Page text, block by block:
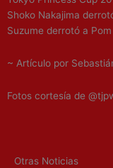
Shoko Nakajima
Suzume derrotó a
~ Artículo por
Fotos cortesía de
Otras Noticias